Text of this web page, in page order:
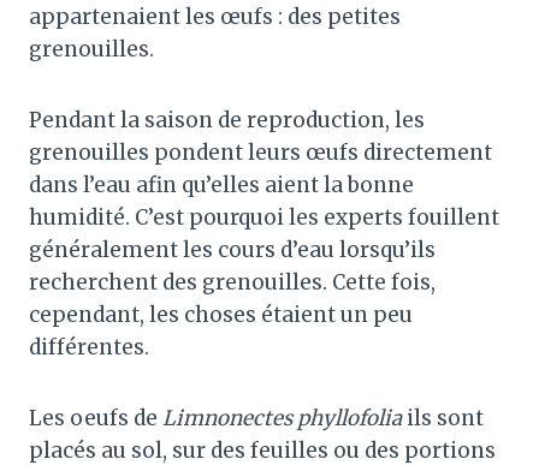
appartenaient les œufs : des petites
grenouilles.
Pendant la saison de reproduction, les
grenouilles pondent leurs œufs directement
dans l’eau afin qu’elles aient la bonne
humidité. C’est pourquoi les experts fouillent
généralement les cours d’eau lorsqu’ils
recherchent des grenouilles. Cette fois,
cependant, les choses étaient un peu
différentes.
Les oeufs de Limnonectes phyllofoliails sont
placés au sol, sur des feuilles ou des portions